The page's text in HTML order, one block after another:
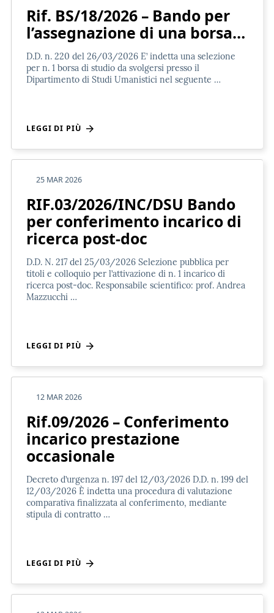
Rif. BS/18/2026 – Bando per
l’assegnazione di una borsa…
D.D. n. 220 del 26/03/2026 E’ indetta una selezione
per n. 1 borsa di studio da svolgersi presso il
Dipartimento di Studi Umanistici nel seguente …
LEGGI DI PIÙ
25 MAR 2026
RIF.03/2026/INC/DSU Bando
per conferimento incarico di
ricerca post-doc
D.D. N. 217 del 25/03/2026 Selezione pubblica per
titoli e colloquio per l’attivazione di n. 1 incarico di
ricerca post-doc. Responsabile scientifico: prof. Andrea
Mazzucchi …
LEGGI DI PIÙ
12 MAR 2026
Rif.09/2026 – Conferimento
incarico prestazione
occasionale
Decreto d’urgenza n. 197 del 12/03/2026 D.D. n. 199 del
12/03/2026 È indetta una procedura di valutazione
comparativa finalizzata al conferimento, mediante
stipula di contratto …
LEGGI DI PIÙ